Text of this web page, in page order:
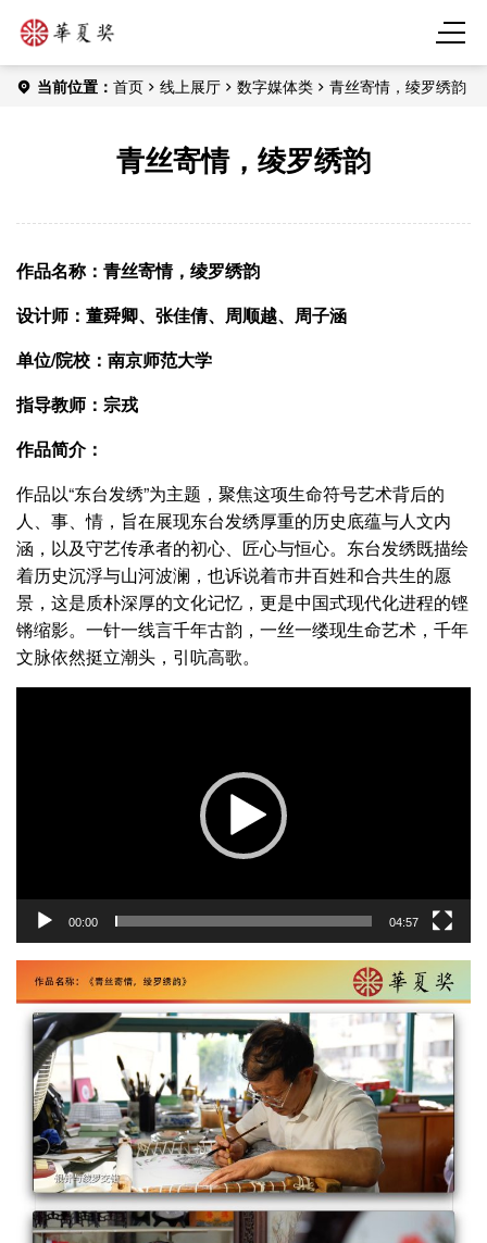
当前位置： 首页 线上展厅 数字媒体类 青丝寄情，绫罗绣韵
青丝寄情，绫罗绣韵
作品名称：青丝寄情，绫罗绣韵
设计师：董舜卿、张佳倩、周顺越、周子涵
单位/院校：南京师范大学
指导教师：宗戎
作品简介：
作品以“东台发绣”为主题，聚焦这项生命符号艺术背后的
人、事、情，旨在展现东台发绣厚重的历史底蕴与人文内
涵，以及守艺传承者的初心、匠心与恒心。东台发绣既描绘
着历史沉浮与山河波澜，也诉说着市井百姓和合共生的愿
景，这是质朴深厚的文化记忆，更是中国式现代化进程的铿
锵缩影。一针一线言千年古韵，一丝一缕现生命艺术，千年
文脉依然挺立潮头，引吭高歌。
00:00 04:57